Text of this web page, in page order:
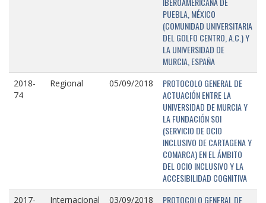
PUEBLA, MÉXICO
(COMUNIDAD UNIVERSITARIA
DEL GOLFO CENTRO, A.C.) Y
LA UNIVERSIDAD DE
MURCIA, ESPAÑA
2018-
74
Regional 05/09/2018
PROTOCOLO GENERAL DE
ACTUACIÓN ENTRE LA
UNIVERSIDAD DE MURCIA Y
LA FUNDACIÓN SOI
(SERVICIO DE OCIO
INCLUSIVO DE CARTAGENA Y
COMARCA) EN EL ÁMBITO
DEL OCIO INCLUSIVO Y LA
ACCESIBILIDAD COGNITIVA
2017-
Internacional 03/09/2018
PROTOCOLO GENERAL DE